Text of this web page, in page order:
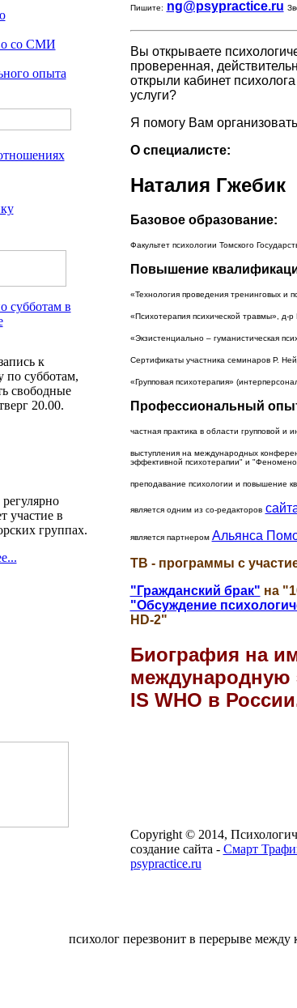
со СМИ
опыта
субботам в
к
по субботам,
свободные
20.00.
участие в
группах.
Пишите: ng@psypractice.ru
Вы открываете
проверенная,
открыли кабинет
услуги?
Я помогу Вам
О специалисте:
Наталия Гжебик
Базовое образование:
Факультет психологии Томского
Повышение
«Технология проведения тренинговых и
«Психотерапия психической травмы», д-
«Экзистенциально – гуманистическая
Сертификаты участника семинаров Р.
«Групповая психотерапия»
Профессиональный
частная практика в области групповой и
выступления на международных
эффективной психотерапии" и
преподавание психологии и повышение
является одним из со-редакторов
является партнером Альянса
ТВ - программы с
"Гражданский брак" на
"Обсуждение
HD-2"
Биография на
международную
IS WHO в
Copyright © 2014,
создание сайта - Смарт
psypractice.ru
психолог перезвонит в перерыве